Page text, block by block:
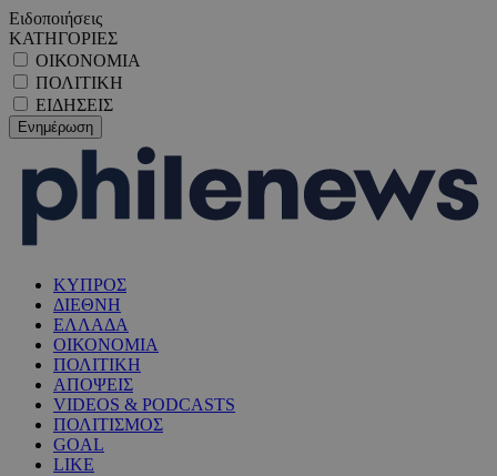
Ειδοποιήσεις
ΚΑΤΗΓΟΡΙΕΣ
ΟΙΚΟΝΟΜΙΑ
ΠΟΛΙΤΙΚΗ
ΕΙΔΗΣΕΙΣ
ΚΥΠΡΟΣ
ΔΙΕΘΝΗ
ΕΛΛΑΔΑ
ΟΙΚΟΝΟΜΙΑ
ΠΟΛΙΤΙΚΗ
ΑΠΟΨΕΙΣ
VIDEOS & PODCASTS
ΠΟΛΙΤΙΣΜΟΣ
GOAL
LIKE